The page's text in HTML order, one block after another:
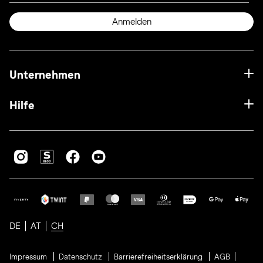
Anmelden
Unternehmen
Hilfe
DE AT CH
Impressum Datenschutz Barrierefreiheitserklärung AGB